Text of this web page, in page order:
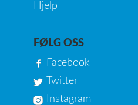
Hjelp
FØLG OSS
Facebook
Twitter
Instagram